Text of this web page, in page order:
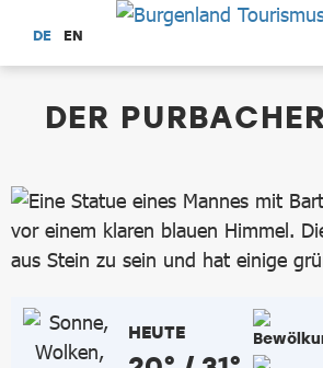
Zum Hauptinhalt springen
DE EN
DER
HEUTE